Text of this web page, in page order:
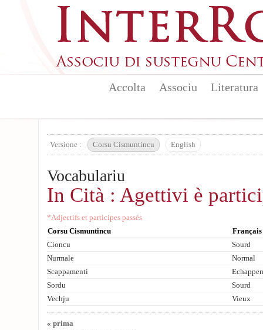
Accolta Associu Literatura
Versione : Corsu Cismuntincu English
Vocabulariu
In Cità : Agettivi è
*Adjectifs et participes passés
Corsu Cismuntincu
Français
Cioncu
Sourd
Nurmale
Normal
Scappamenti
Sordu
Sourd
Vechju
Vieux
« prima